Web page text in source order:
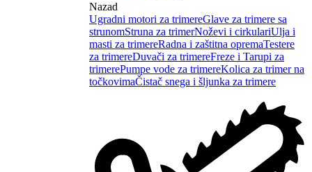
Nazad
Ugradni motori za trimereGlave za trimere sa
strunomStruna za trimerNoževi i cirkulariUlja i
masti za trimereRadna i zaštitna opremaTestere
za trimereDuvači za trimereFreze i Tarupi za
trimerePumpe vode za trimereKolica za trimer na
točkovimaČistač snega i šljunka za trimere